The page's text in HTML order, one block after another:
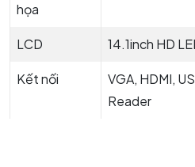
họa
LCD 14.1inch HD
Kết nối
VGA, HDMI,
Reader